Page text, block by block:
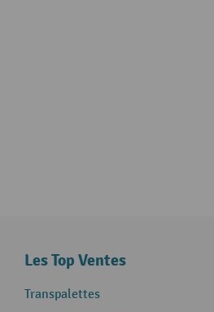
Les Top Ventes
Transpalettes